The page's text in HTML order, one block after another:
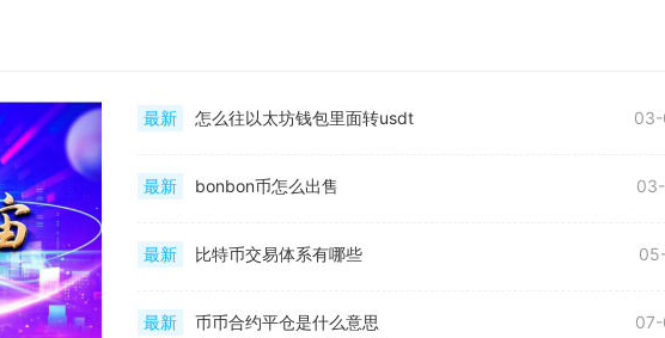
最新 怎么往以太坊钱包里面转usdt
最新 bonbon币怎么出售
最新 比特币交易体系有哪些
最新 币币合约平仓是什么意思